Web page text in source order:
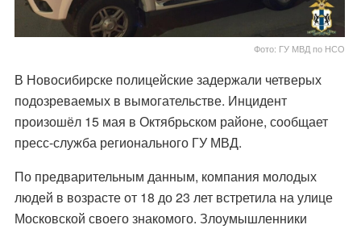
Фото: ГУ МВД по НСО
В Новосибирске полицейские задержали четверых
подозреваемых в вымогательстве. Инцидент
произошёл 15 мая в Октябрьском районе, сообщает
пресс-служба регионального ГУ МВД.
По предварительным данным, компания молодых
людей в возрасте от 18 до 23 лет встретила на улице
Московской своего знакомого. Злоумышленники